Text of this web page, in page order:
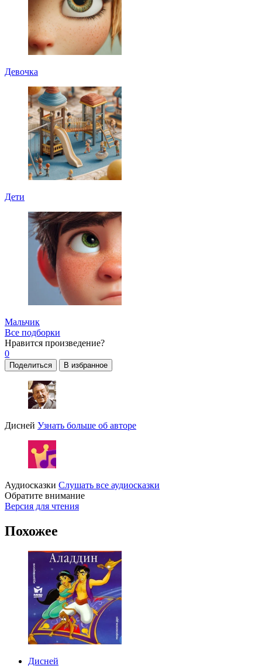
Девочка
Дети
Мальчик
Все подборки
Нравится произведение?
0
Поделиться В избранное
Дисней Узнать больше об авторе
Аудиосказки Слушать все аудиосказки
Обратите внимание
Версия для чтения
Похожее
Дисней